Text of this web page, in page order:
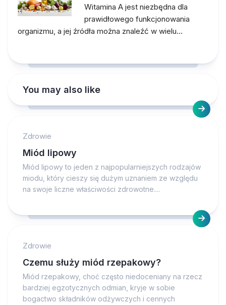
Witamina A jest niezbędna dla
prawidłowego funkcjonowania
organizmu, a jej źródła można znaleźć w wielu…
You may also like
Zdrowie
Miód lipowy
Miód lipowy to jeden z najpopularniejszych rodzajów
miodu, który cieszy się dużym uznaniem ze względu
na swoje liczne właściwości zdrowotne....
Zdrowie
Czemu służy miód rzepakowy?
Miód rzepakowy, choć często niedoceniany na rzecz
bardziej egzotycznych odmian, kryje w sobie
bogactwo składników odżywczych i cennych